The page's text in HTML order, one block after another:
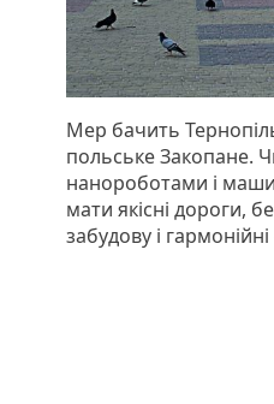
Мер бачить
польське Закопане.
нанороботами і
мати якісні дороги,
забудову і